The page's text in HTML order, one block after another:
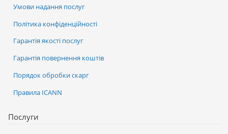
Послуги
Умови надання послуг
Політика конфіденційності
Гарантія якості послуг
Гарантія повернення коштів
Порядок обробки скарг
Правила ICANN